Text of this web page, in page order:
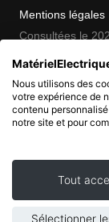
Mentions légales
Consultées le
COPYRIGHT
© 2007 - 2026
Nous utilisons des
votre expérience de
contenu
notre site et pour
Tout
Sélectionner